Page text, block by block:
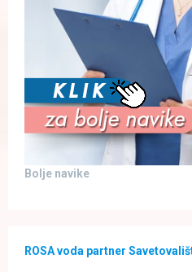
Bolje navike
ROSA voda partner